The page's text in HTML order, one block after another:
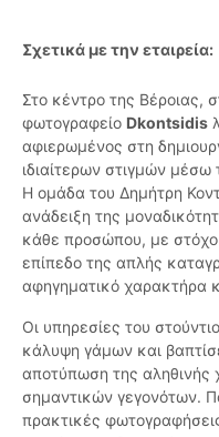
Σχετικά με την εταιρεία:
Στο κέντρο της Βέροιας,
φωτογραφείο Dkontsidis
αφιερωμένος στη
ιδιαίτερων στιγμών
Η ομάδα του Δημήτρη
ανάδειξη της
κάθε προσώπου, με στόχο
επίπεδο της απλής
αφηγηματικό χαρακτήρα
Οι υπηρεσίες του
κάλυψη γάμων και
αποτύπωση της αληθινής
σημαντικών γεγονότων.
πρακτικές